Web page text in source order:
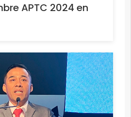
APTC 2024 en